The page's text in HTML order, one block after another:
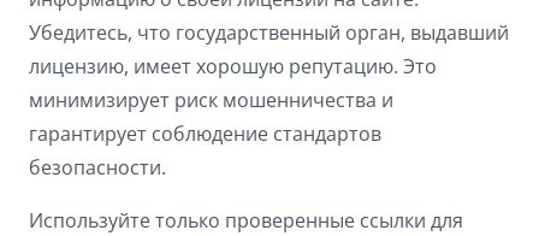
Убедитесь, что государственный орган, выдавший
лицензию, имеет хорошую репутацию. Это
минимизирует риск мошенничества и
гарантирует соблюдение стандартов
безопасности.
Используйте только проверенные ссылки для